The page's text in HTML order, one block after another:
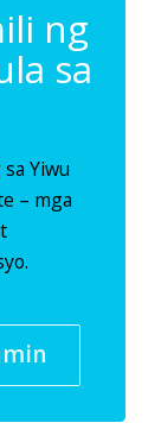
ng
sa
Yiwu
– mga